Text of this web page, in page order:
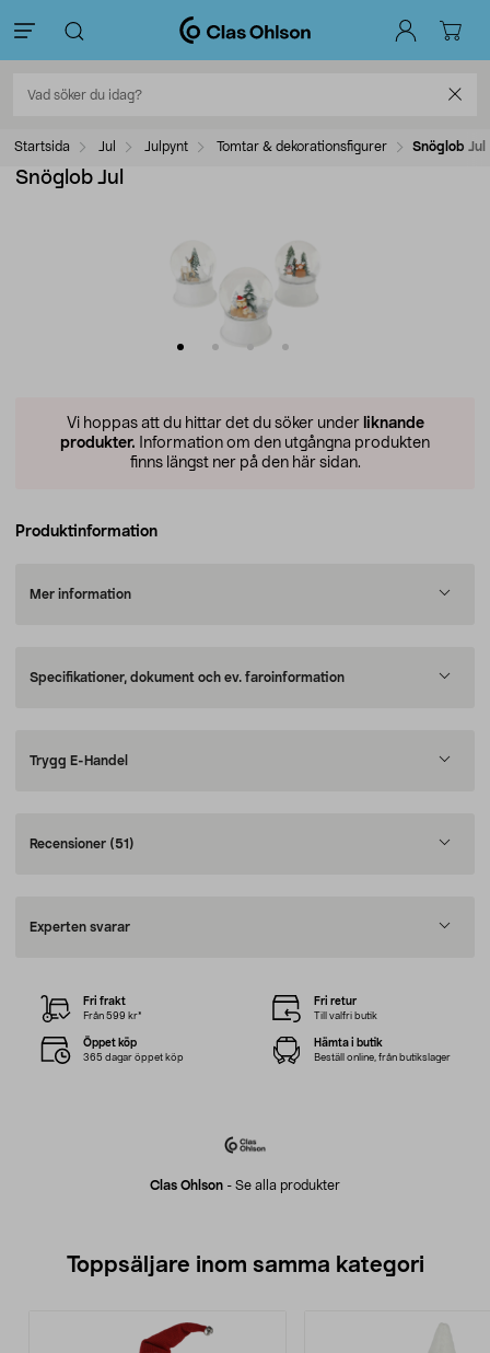
Startsida Jul Julpynt Tomtar & dekorationsfigurer Snöglob Jul
Snöglob Jul
Vi hoppas att du hittar det du söker under liknande
produkter. Information om den utgångna produkten
finns längst ner på den här sidan.
Produktinformation
Mer information
Specifikationer, dokument och ev. faroinformation
Trygg E-Handel
Recensioner (51)
Experten svarar
Clas Ohlson - Se alla produkter
Fri frakt
Från 599 kr*
Fri retur
Till valfri butik
Öppet köp
365 dagar öppet köp
Hämta i butik
Beställ online, från butikslager
Toppsäljare inom samma kategori